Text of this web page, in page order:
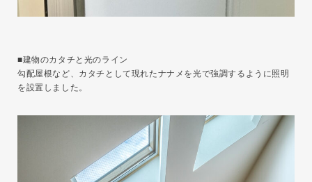
■建物のカタチと光のライン
勾配屋根など、カタチとして現れたナナメを光で強調するように照明
を設置しました。